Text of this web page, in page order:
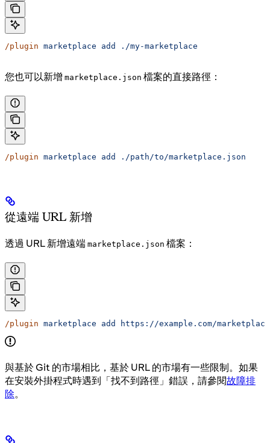
/plugin marketplace add ./my-marketplace
您也可以新增 marketplace.json 檔案的直接路徑：
/plugin marketplace add ./path/to/marketplace.json
從遠端 URL 新增
透過 URL 新增遠端 marketplace.json 檔案：
/plugin marketplace add https://example.com/
與基於 Git 的市場相比，基於 URL 的市場有一些限制。如果
在安裝外掛程式時遇到「找不到路徑」錯誤，請參閱故障排
除。